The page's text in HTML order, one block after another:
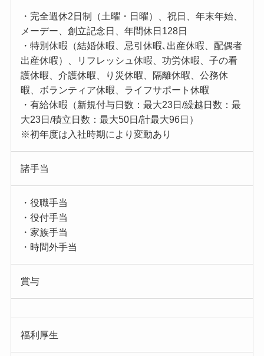
・完全週休2日制（土曜・日曜）、祝日、年末年始、
メーデー、創立記念日、年間休日128日
・特別休暇（結婚休暇、忌引休暇､出産休暇、配偶者
出産休暇）、リフレッシュ休暇、功労休暇、子の看
護休暇、介護休暇、り災休暇、隔離休暇、公務休
暇、ボランティア休暇、ライフサポート休暇
・有給休暇（新規付与日数：最大23日/繰越日数：最
大23日/積立日数：最大50日/計最大96日）
※初年度は入社時期により変動あり
諸手当
・役職手当
・役付手当
・家族手当
・時間外手当
賞与
福利厚生